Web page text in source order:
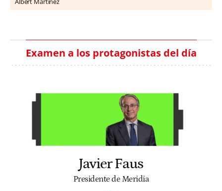
Examen a los protagonistas del día
Javier Faus
Presidente de Meridia